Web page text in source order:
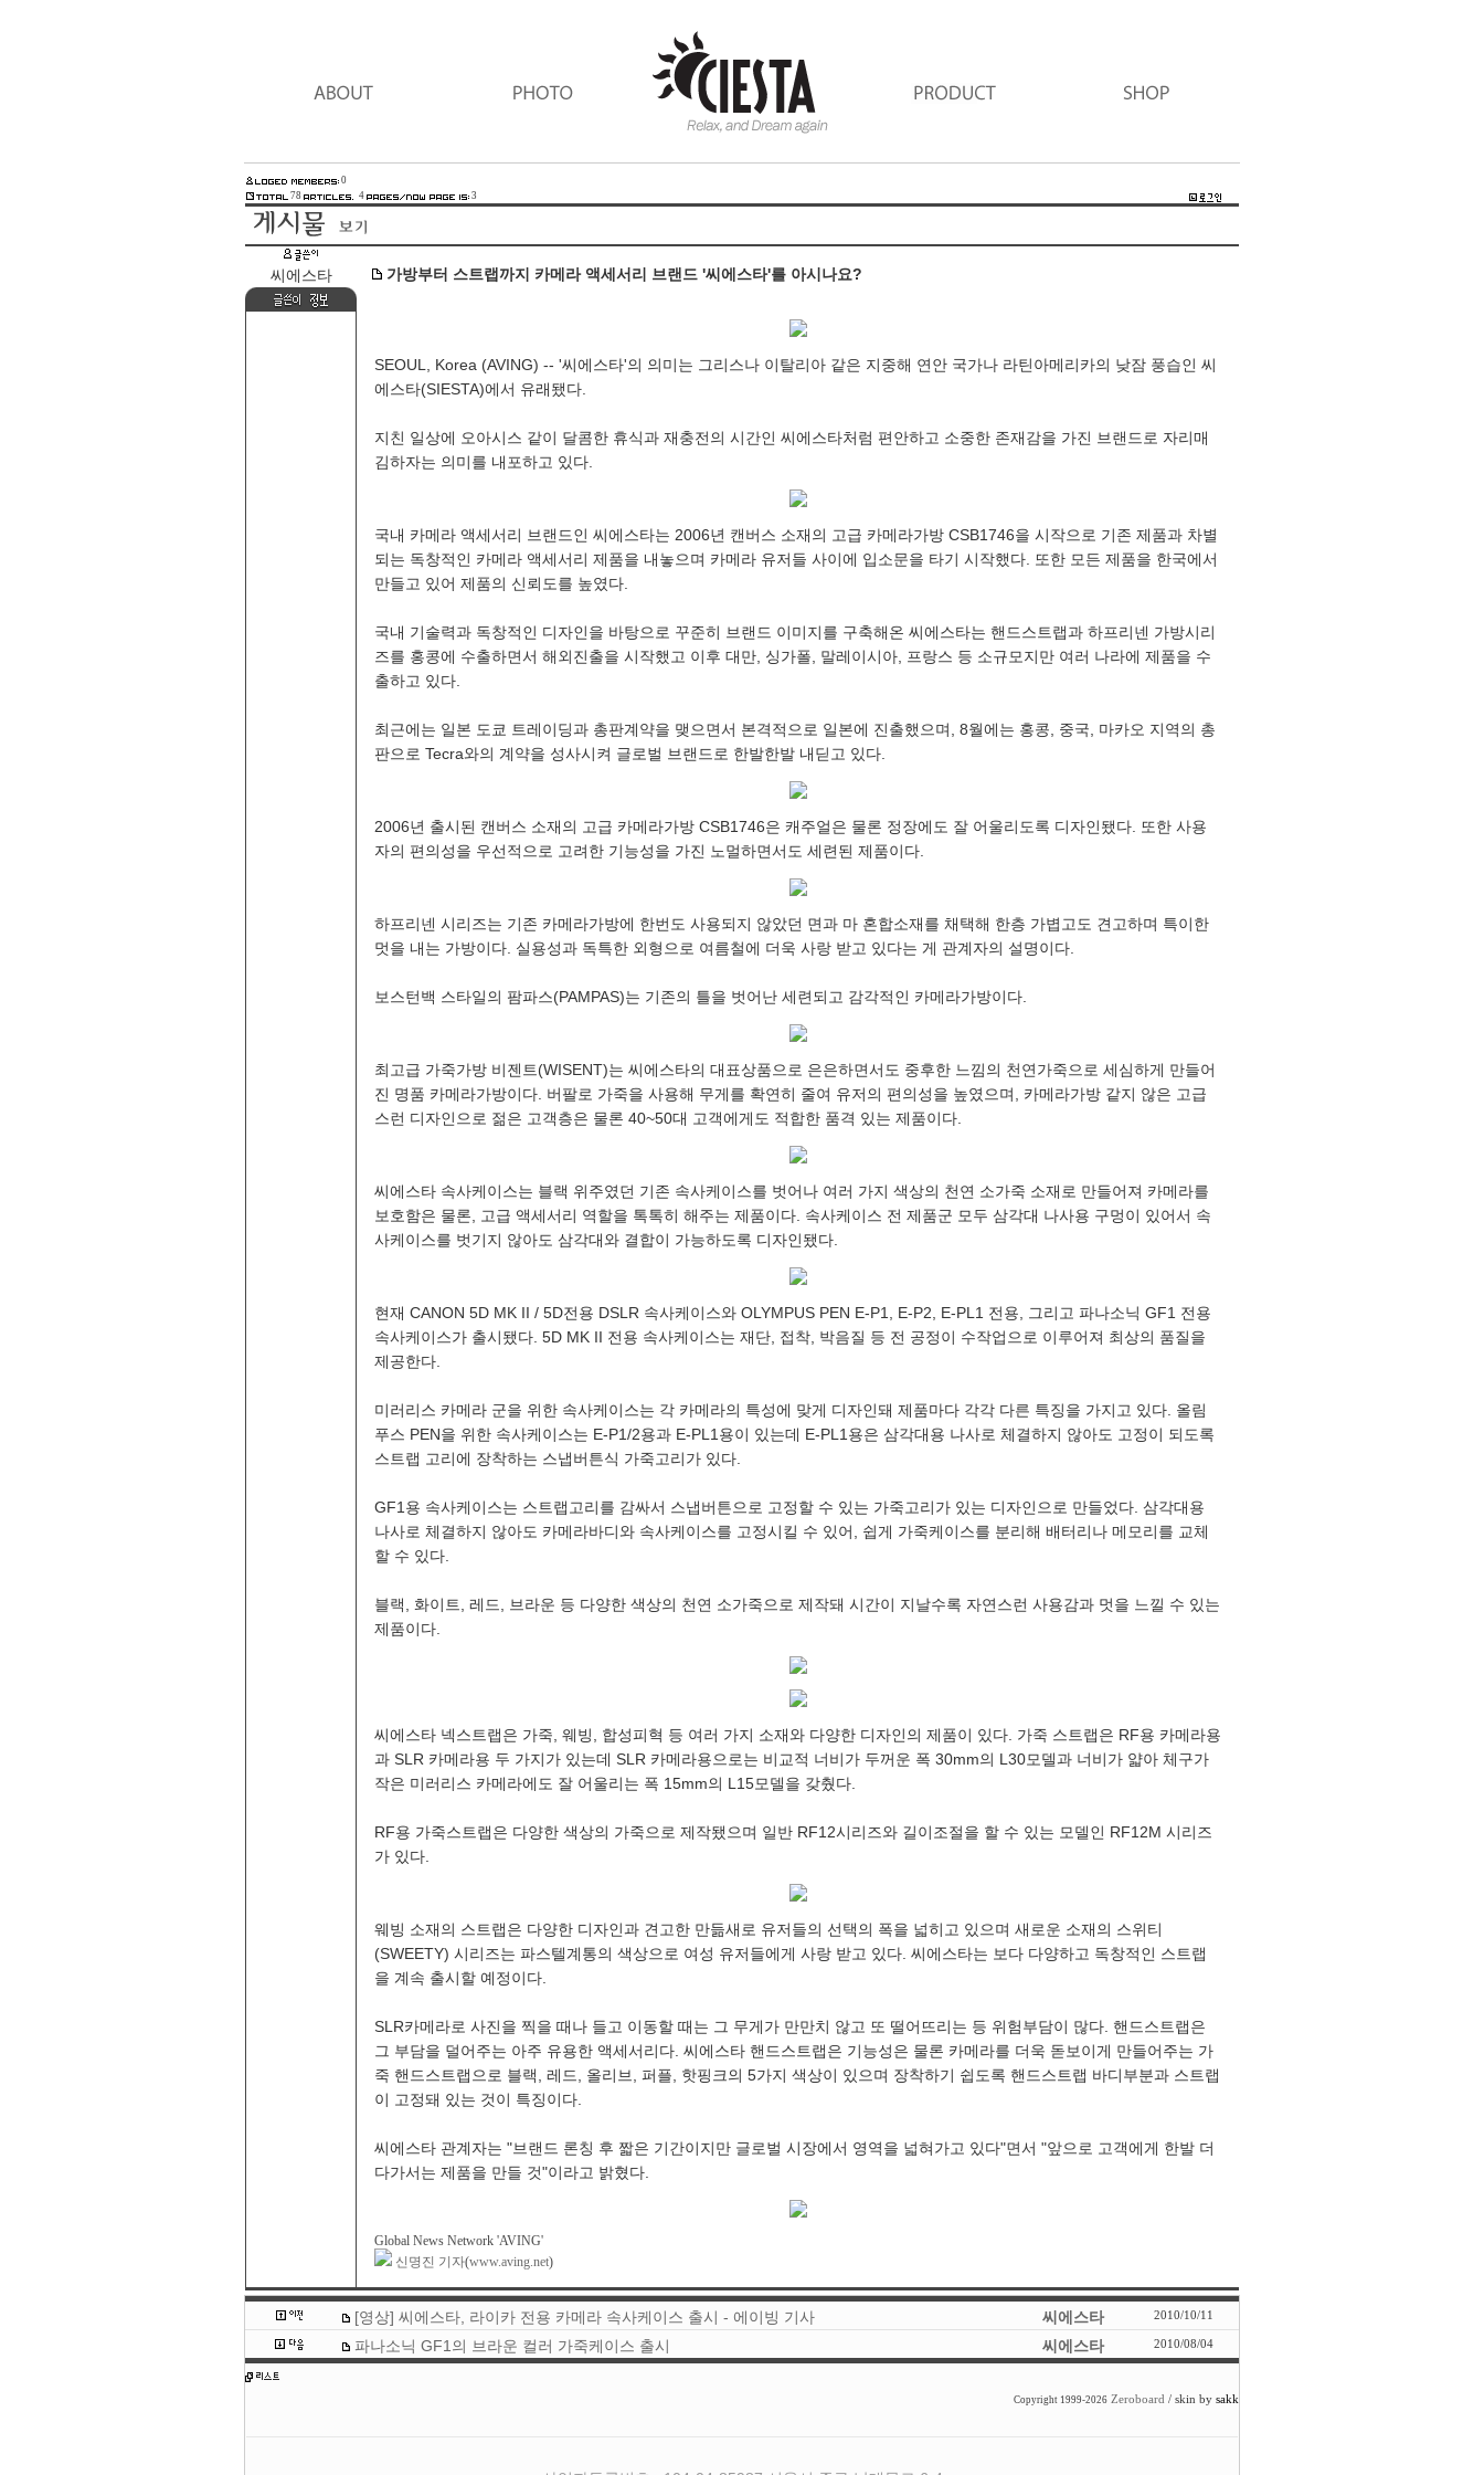
0
78
4 3
씨에스타 가방부터 스트랩까지 카메라 액세서리 브랜드 '씨에스타'를 아시나요?
SEOUL, Korea (AVING) -- '씨에스타'의 의미는 그리스나 이탈리아 같은 지중해 연안 국가나 라틴아메리카의 낮잠 풍습인 씨
에스타(SIESTA)에서 유래됐다.
지친 일상에 오아시스 같이 달콤한 휴식과 재충전의 시간인 씨에스타처럼 편안하고 소중한 존재감을 가진 브랜드로 자리매
김하자는 의미를 내포하고 있다.
국내 카메라 액세서리 브랜드인 씨에스타는 2006년 캔버스 소재의 고급 카메라가방 CSB1746을 시작으로 기존 제품과 차별
되는 독창적인 카메라 액세서리 제품을 내놓으며 카메라 유저들 사이에 입소문을 타기 시작했다. 또한 모든 제품을 한국에서
만들고 있어 제품의 신뢰도를 높였다.
국내 기술력과 독창적인 디자인을 바탕으로 꾸준히 브랜드 이미지를 구축해온 씨에스타는 핸드스트랩과 하프리넨 가방시리
즈를 홍콩에 수출하면서 해외진출을 시작했고 이후 대만, 싱가폴, 말레이시아, 프랑스 등 소규모지만 여러 나라에 제품을 수
출하고 있다.
최근에는 일본 도쿄 트레이딩과 총판계약을 맺으면서 본격적으로 일본에 진출했으며, 8월에는 홍콩, 중국, 마카오 지역의 총
판으로 Tecra와의 계약을 성사시켜 글로벌 브랜드로 한발한발 내딛고 있다.
2006년 출시된 캔버스 소재의 고급 카메라가방 CSB1746은 캐주얼은 물론 정장에도 잘 어울리도록 디자인됐다. 또한 사용
자의 편의성을 우선적으로 고려한 기능성을 가진 노멀하면서도 세련된 제품이다.
하프리넨 시리즈는 기존 카메라가방에 한번도 사용되지 않았던 면과 마 혼합소재를 채택해 한층 가볍고도 견고하며 특이한
멋을 내는 가방이다. 실용성과 독특한 외형으로 여름철에 더욱 사랑 받고 있다는 게 관계자의 설명이다.
보스턴백 스타일의 팜파스(PAMPAS)는 기존의 틀을 벗어난 세련되고 감각적인 카메라가방이다.
최고급 가죽가방 비젠트(WISENT)는 씨에스타의 대표상품으로 은은하면서도 중후한 느낌의 천연가죽으로 세심하게 만들어
진 명품 카메라가방이다. 버팔로 가죽을 사용해 무게를 확연히 줄여 유저의 편의성을 높였으며, 카메라가방 같지 않은 고급
스런 디자인으로 젊은 고객층은 물론 40~50대 고객에게도 적합한 품격 있는 제품이다.
씨에스타 속사케이스는 블랙 위주였던 기존 속사케이스를 벗어나 여러 가지 색상의 천연 소가죽 소재로 만들어져 카메라를
보호함은 물론, 고급 액세서리 역할을 톡톡히 해주는 제품이다. 속사케이스 전 제품군 모두 삼각대 나사용 구멍이 있어서 속
사케이스를 벗기지 않아도 삼각대와 결합이 가능하도록 디자인됐다.
현재 CANON 5D MK II / 5D전용 DSLR 속사케이스와 OLYMPUS PEN E-P1, E-P2, E-PL1 전용, 그리고 파나소닉 GF1 전용
속사케이스가 출시됐다. 5D MK II 전용 속사케이스는 재단, 접착, 박음질 등 전 공정이 수작업으로 이루어져 최상의 품질을
제공한다.
미러리스 카메라 군을 위한 속사케이스는 각 카메라의 특성에 맞게 디자인돼 제품마다 각각 다른 특징을 가지고 있다. 올림
푸스 PEN을 위한 속사케이스는 E-P1/2용과 E-PL1용이 있는데 E-PL1용은 삼각대용 나사로 체결하지 않아도 고정이 되도록
스트랩 고리에 장착하는 스냅버튼식 가죽고리가 있다.
GF1용 속사케이스는 스트랩고리를 감싸서 스냅버튼으로 고정할 수 있는 가죽고리가 있는 디자인으로 만들었다. 삼각대용
나사로 체결하지 않아도 카메라바디와 속사케이스를 고정시킬 수 있어, 쉽게 가죽케이스를 분리해 배터리나 메모리를 교체
할 수 있다.
블랙, 화이트, 레드, 브라운 등 다양한 색상의 천연 소가죽으로 제작돼 시간이 지날수록 자연스런 사용감과 멋을 느낄 수 있는
제품이다.
씨에스타 넥스트랩은 가죽, 웨빙, 합성피혁 등 여러 가지 소재와 다양한 디자인의 제품이 있다. 가죽 스트랩은 RF용 카메라용
과 SLR 카메라용 두 가지가 있는데 SLR 카메라용으로는 비교적 너비가 두꺼운 폭 30mm의 L30모델과 너비가 얇아 체구가
작은 미러리스 카메라에도 잘 어울리는 폭 15mm의 L15모델을 갖췄다.
RF용 가죽스트랩은 다양한 색상의 가죽으로 제작됐으며 일반 RF12시리즈와 길이조절을 할 수 있는 모델인 RF12M 시리즈
가 있다.
웨빙 소재의 스트랩은 다양한 디자인과 견고한 만듦새로 유저들의 선택의 폭을 넓히고 있으며 새로운 소재의 스위티
(SWEETY) 시리즈는 파스텔계통의 색상으로 여성 유저들에게 사랑 받고 있다. 씨에스타는 보다 다양하고 독창적인 스트랩
을 계속 출시할 예정이다.
SLR카메라로 사진을 찍을 때나 들고 이동할 때는 그 무게가 만만치 않고 또 떨어뜨리는 등 위험부담이 많다. 핸드스트랩은
그 부담을 덜어주는 아주 유용한 액세서리다. 씨에스타 핸드스트랩은 기능성은 물론 카메라를 더욱 돋보이게 만들어주는 가
죽 핸드스트랩으로 블랙, 레드, 올리브, 퍼플, 핫핑크의 5가지 색상이 있으며 장착하기 쉽도록 핸드스트랩 바디부분과 스트랩
이 고정돼 있는 것이 특징이다.
씨에스타 관계자는 "브랜드 론칭 후 짧은 기간이지만 글로벌 시장에서 영역을 넓혀가고 있다"면서 "앞으로 고객에게 한발 더
다가서는 제품을 만들 것"이라고 밝혔다.
Global News Network 'AVING'
신명진 기자(www.aving.net)
[영상] 씨에스타, 라이카 전용 카메라 속사케이스 출시 - 에이빙 기사 씨에스타 2010/10/11
파나소닉 GF1의 브라운 컬러 가죽케이스 출시 씨에스타 2010/08/04
Copyright 1999-2026 Zeroboard / skin by sakk